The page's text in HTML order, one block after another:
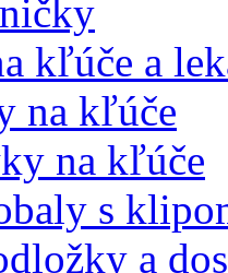
kľúče a
na kľúče
na kľúče
s
a